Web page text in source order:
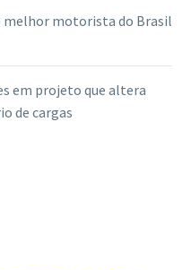
melhor motorista do Brasil
em projeto que altera
de cargas